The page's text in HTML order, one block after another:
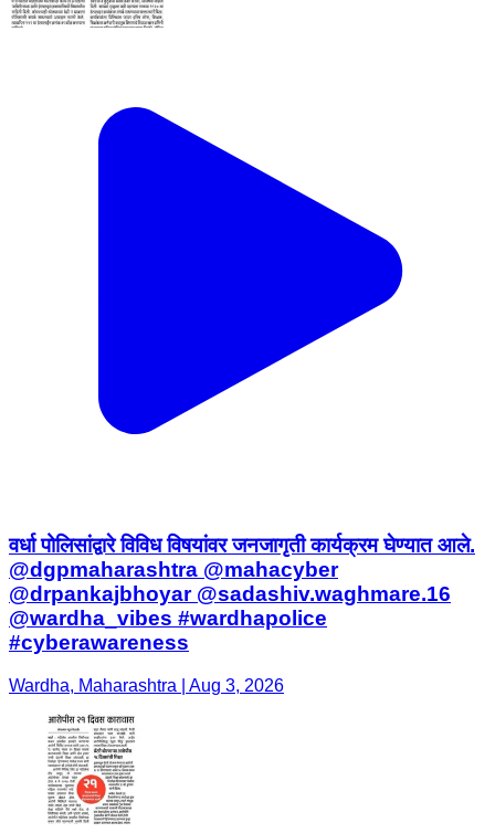
वर्धा पोलिसांद्वारे विविध विषयांवर जनजागृती कार्यक्रम घेण्यात आले.
@dgpmaharashtra @mahacyber
@drpankajbhoyar @sadashiv.waghmare.16
@wardha_vibes #wardhapolice
#cyberawareness
Wardha, Maharashtra | Aug 3, 2026